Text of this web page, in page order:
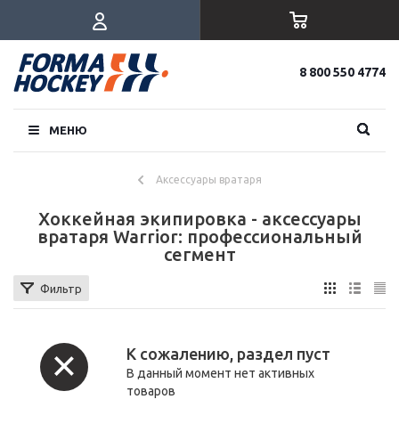
8 800 550 4774
МЕНЮ
Аксессуары вратаря
Хоккейная экипировка - аксессуары
вратаря Warrior: профессиональный
сегмент
Фильтр
К сожалению, раздел пуст
В данный момент нет активных
товаров